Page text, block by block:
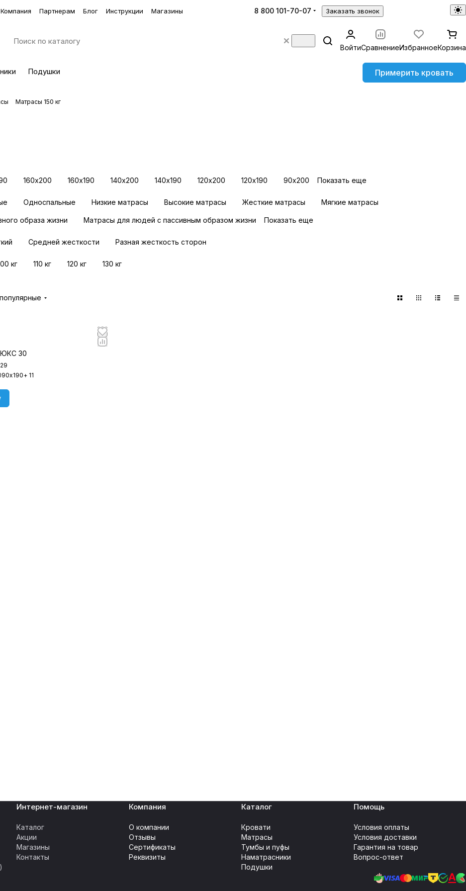
Компания Партнерам Блог Инструкции Магазины 8 800 101-70-07 Заказать звонок
ВойтиСравнениеИзбранноеКорзина
Подушки Примерить кровать
Матрасы 150 кг
160х200 160х190 140х200 140х190 120х200 120х190 90х200 Показать еще
Односпальные Низкие матрасы Высокие матрасы Жесткие матрасы Мягкие матрасы
образа жизни Матрасы для людей с пассивным образом жизни Показать еще
Средней жесткости Разная жесткость сторон
кг 110 кг 120 кг 130 кг
30
90х190+ 11
Интернет-магазин
Каталог
Акции
Магазины
Контакты
Компания
О компании
Отзывы
Сертификаты
Реквизиты
Каталог
Кровати
Матрасы
Тумбы и пуфы
Наматрасники
Подушки
Помощь
Условия оплаты
Условия доставки
Гарантия на товар
Вопрос-ответ